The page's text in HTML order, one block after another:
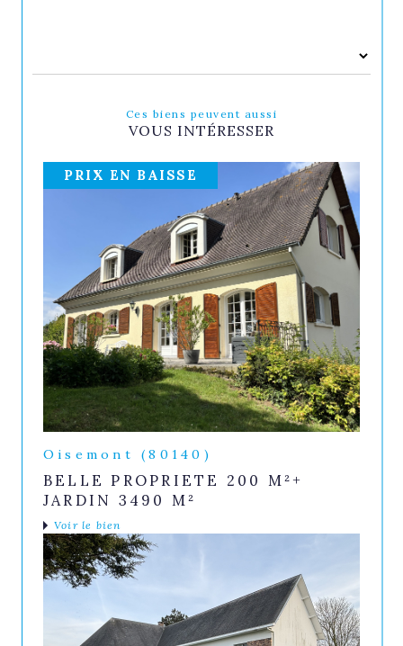
Ces biens peuvent aussi
VOUS INTÉRESSER
PRIX EN BAISSE
Oisemont (80140)
BELLE PROPRIETE 200 M²+
JARDIN 3490 M²
Voir le bien